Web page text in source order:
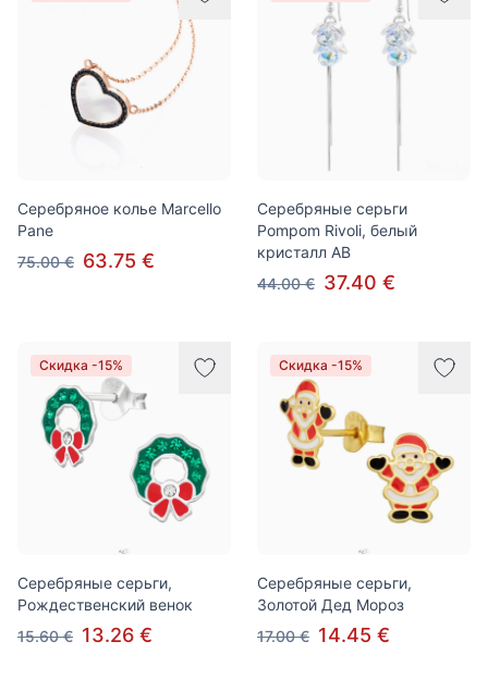
Серебряное колье Marcello
Pane
75.00 € 63.75 €
Серебряные серьги
Pompom Rivoli, белый
кристалл AB
44.00 € 37.40 €
Скидка -15%
Серебряные серьги,
Рождественский венок
15.60 € 13.26 €
Скидка -15%
Серебряные серьги,
Золотой Дед Мороз
17.00 € 14.45 €